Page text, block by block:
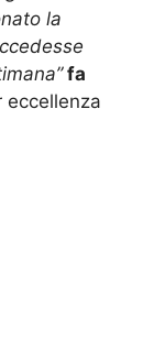
la
fa
eccellenza